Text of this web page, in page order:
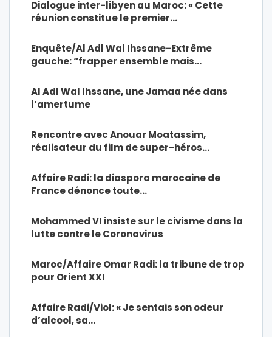
Dialogue inter-libyen au Maroc: « Cette
réunion constitue le premier…
Enquête/Al Adl Wal Ihssane-Extrême
gauche: “frapper ensemble mais…
Al Adl Wal Ihssane, une Jamaa née dans
l’amertume
Rencontre avec Anouar Moatassim,
réalisateur du film de super-héros…
Affaire Radi: la diaspora marocaine de
France dénonce toute…
Mohammed VI insiste sur le civisme dans la
lutte contre le Coronavirus
Maroc/Affaire Omar Radi: la tribune de trop
pour Orient XXI
Affaire Radi/Viol: « Je sentais son odeur
d’alcool, sa…